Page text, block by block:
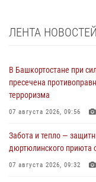
ЛЕНТА НОВОСТЕЙ
В Башкортостане при
пресечена
терроризма
07 августа 2026, 09:56
Забота и тепло —
дюртюлинского приюта
07 августа 2026, 09:32